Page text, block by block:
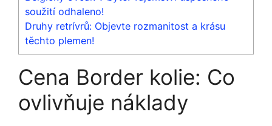
soužití odhaleno!
Druhy retrívrů: Objevte rozmanitost a krásu
těchto plemen!
Cena Border kolie: Co
ovlivňuje náklady